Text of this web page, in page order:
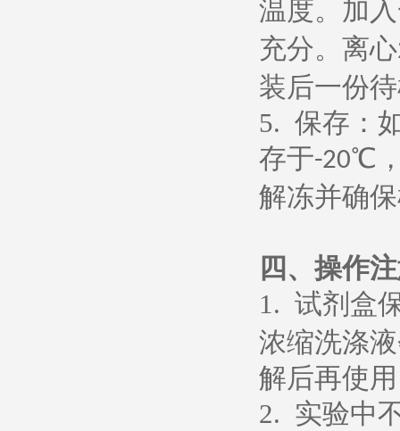
温度。加
充分。离心
装后一份
5. 保存：
存于-20℃
解冻并确
四、操作
1. 试剂盒
浓缩洗涤
解后再使
2. 实验中